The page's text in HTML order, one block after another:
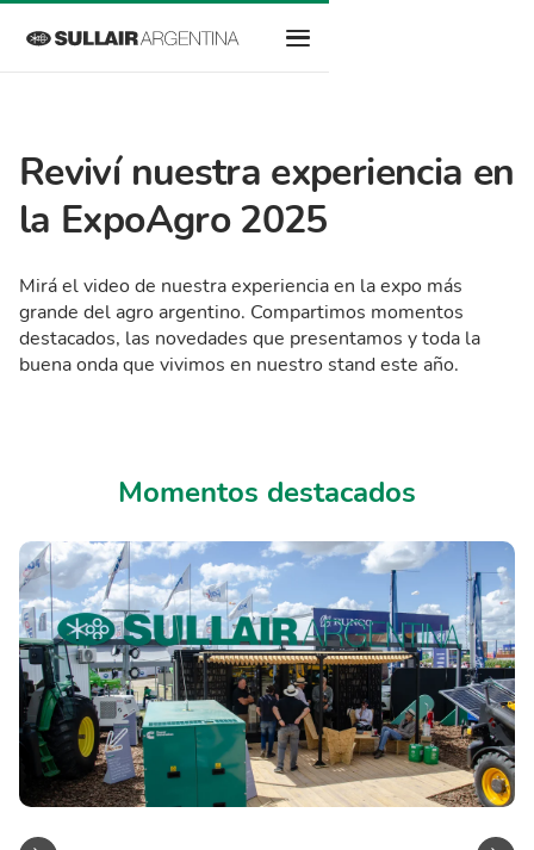
Reviví nuestra experiencia en
la ExpoAgro 2025
Mirá el video de nuestra experiencia en la expo más
grande del agro argentino. Compartimos momentos
destacados, las novedades que presentamos y toda la
buena onda que vivimos en nuestro stand este año.
Momentos destacados